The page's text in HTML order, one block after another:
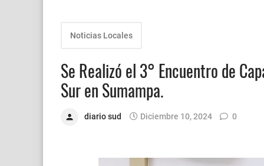
Noticias Locales
Se Realizó el 3° Encuentro de
Sur en Sumampa.
diario sud Diciembre 10, 2024 0